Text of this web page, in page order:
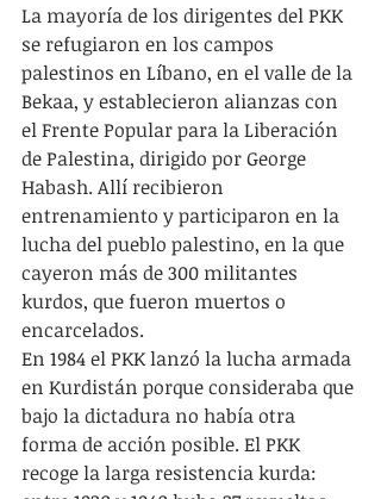
La mayoría de los dirigentes del PKK
se refugiaron en los campos
palestinos en Líbano, en el valle de la
Bekaa, y establecieron alianzas con
el Frente Popular para la Liberación
de Palestina, dirigido por George
Habash. Allí recibieron
entrenamiento y participaron en la
lucha del pueblo palestino, en la que
cayeron más de 300 militantes
kurdos, que fueron muertos o
encarcelados.
En 1984 el PKK lanzó la lucha armada
en Kurdistán porque consideraba que
bajo la dictadura no había otra
forma de acción posible. El PKK
recoge la larga resistencia kurda: